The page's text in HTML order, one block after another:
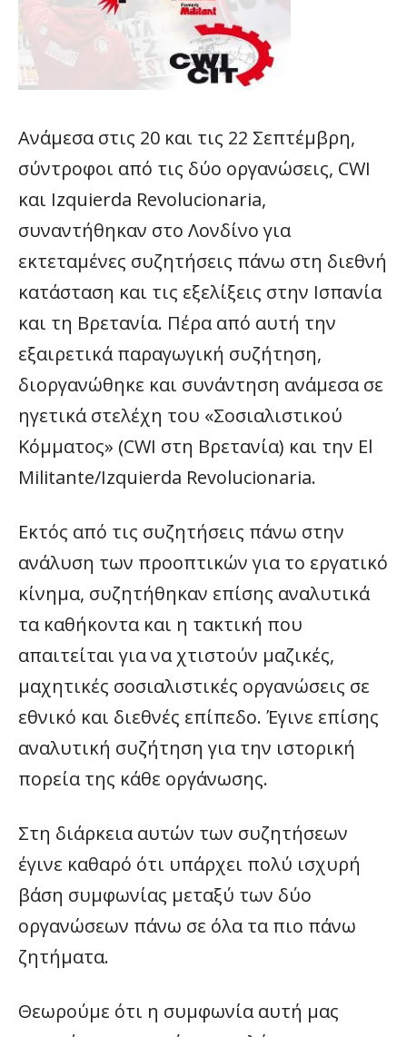
Ανάμεσα στις 20 και τις 22 Σεπτέμβρη,
σύντροφοι από τις δύο οργανώσεις, CWI
και Izquierda Revolucionaria,
συναντήθηκαν στο Λονδίνο για
εκτεταμένες συζητήσεις πάνω στη διεθνή
κατάσταση και τις εξελίξεις στην Ισπανία
και τη Βρετανία. Πέρα από αυτή την
εξαιρετικά παραγωγική συζήτηση,
διοργανώθηκε και συνάντηση ανάμεσα σε
ηγετικά στελέχη του «Σοσιαλιστικού
Κόμματος» (CWI στη Βρετανία) και την El
Militante/Izquierda Revolucionaria.
Εκτός από τις συζητήσεις πάνω στην
ανάλυση των προοπτικών για το εργατικό
κίνημα, συζητήθηκαν επίσης αναλυτικά
τα καθήκοντα και η τακτική που
απαιτείται για να χτιστούν μαζικές,
μαχητικές σοσιαλιστικές οργανώσεις σε
εθνικό και διεθνές επίπεδο. Έγινε επίσης
αναλυτική συζήτηση για την ιστορική
πορεία της κάθε οργάνωσης.
Στη διάρκεια αυτών των συζητήσεων
έγινε καθαρό ότι υπάρχει πολύ ισχυρή
βάση συμφωνίας μεταξύ των δύο
οργανώσεων πάνω σε όλα τα πιο πάνω
ζητήματα.
Θεωρούμε ότι η συμφωνία αυτή μας